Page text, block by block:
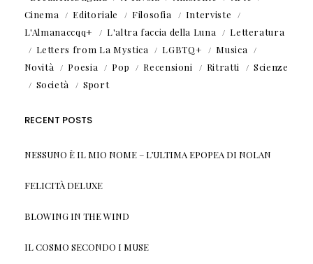
Cinema
Editoriale Filosofia
Interviste
L'Almanaccqq+
L'altra faccia della Luna
Letteratura
Letters from La Mystica
LGBTQ+
Musica
Novità
Poesia Pop Recensioni Ritratti
Scienze
Società
Sport
RECENT POSTS
NESSUNO È IL MIO NOME – L’ULTIMA EPOPEA DI NOLAN
FELICITÀ DELUXE
BLOWING IN THE WIND
IL COSMO SECONDO I MUSE